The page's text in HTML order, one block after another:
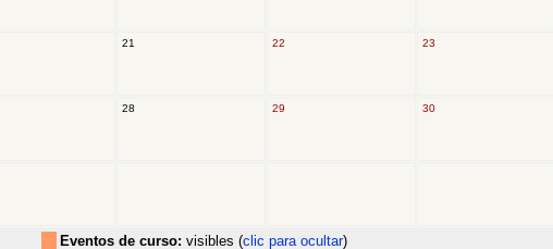
21 22 23
28 29 30
Eventos de curso: visibles (clic para ocultar)